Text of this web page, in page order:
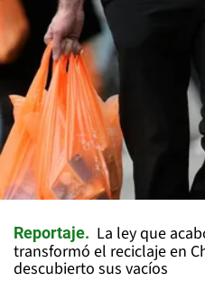
Reportaje
La ley que
transformó el reciclaje en
descubierto sus vacíos